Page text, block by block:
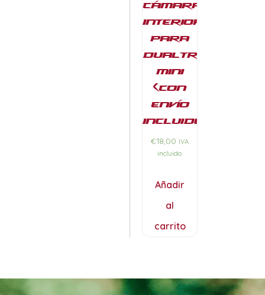
Cámara
interior
para
Dualtron
Mini
(con
envío
incluido)
€18,00 IVA
incluido
Añadir
al
carrito